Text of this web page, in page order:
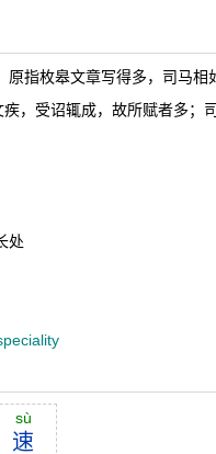
原指枚皋文章写得多，司马
疾，受诏辄成，故所赋者多
处
sù
速